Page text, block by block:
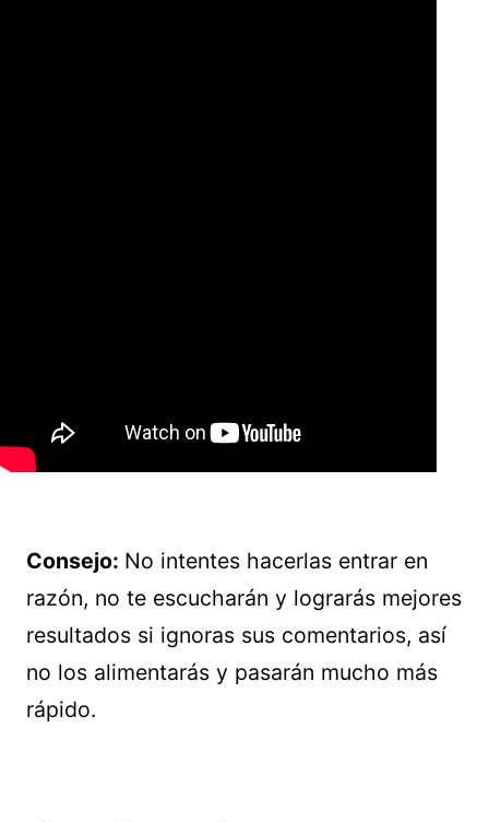
Consejo: No intentes hacerlas entrar en
razón, no te escucharán y lograrás mejores
resultados si ignoras sus comentarios, así
no los alimentarás y pasarán mucho más
rápido.